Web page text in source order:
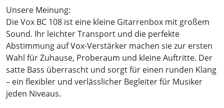
Unsere Meinung:
Die Vox BC 108 ist eine kleine Gitarrenbox mit großem
Sound. Ihr leichter Transport und die perfekte
Abstimmung auf Vox-Verstärker machen sie zur ersten
Wahl für Zuhause, Proberaum und kleine Auftritte. Der
satte Bass überrascht und sorgt für einen runden Klang
– ein flexibler und verlässlicher Begleiter für Musiker
jeden Niveaus.